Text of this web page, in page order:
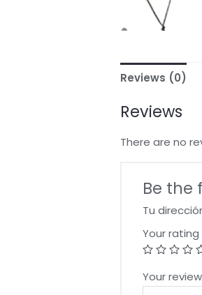
Reviews (0)
Reviews
There are no
Be the
Tu
Your rating
Your review